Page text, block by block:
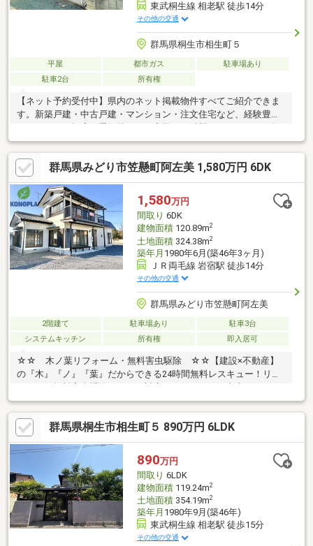
東武桐生線 相老駅 徒歩14分
その他の交通
群馬県桐生市相生町５
平屋 都市ガス
駐車場あり
駐車2台
所有権
【ネット予約受付中】県内のネット掲載物件すべてご紹介できま
す。新築戸建・中古戸建・マンション・注文住宅など、経験豊富
案をいたします。◆おススメポイント・カーポート付き◎・お庭
で家庭菜園やBBQなども可能♪・閑静な住宅地で暮らしやすい住環
境♪・人気の平屋住宅◎◆通学エリア・天沼小学校・・・徒歩約
15分・相生中学校・・・徒歩約15分お電話でのご見学予約は
0120-302-082【通話無料】まで理想の暮らしを叶える第一歩を、
私たちと一緒に踏み出しませんか？
群馬県みどり市笠懸町阿左美 1,580万円 6DK
1,580万円
間取り 6DK
建物面積120.89m2
土地面積324.38m2
築年月 1980年6月(築46年3ヶ月)
ＪＲ両毛線 岩宿駅 徒歩14分
その他の交通
群馬県みどり市笠懸町阿左美
2階建て 駐車場あり
駐車3台
システムキッチン
所有権 即入居可
☆☆ 木ノ葉リフォーム・無料害虫駆除 ☆☆【建設×不動産】
の『木』『ノ』『葉』だからできる24時間無料レスキュー！リフ
ターサービスがついており、住んでからの安心をずっとお届けし
ます！内覧時に、無料相談・お見積りも物件ごとに作成可能！！
オウチ探しも、リフォームも一緒に相談できます！＼弊社には、
『きつね隊』・『ゴリラ隊』という無料かけつけサービスの仕組
みが、整っています♪／住んでからのお家トラブル、緊急対応も承
っております♪お家のこと、すべて木ノ葉プランニングにお任せく
ださい＾＾
群馬県桐生市相生町５ 890万円 6LDK
890万円
間取り 6LDK
建物面積119.24m2
土地面積354.19m2
築年月 1980年9月(築46年)
東武桐生線 相老駅 徒歩15分
その他の交通